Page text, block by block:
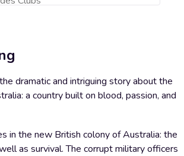
Warenkorb hinzufügen
dramatic and intriguing story about the
a country built on blood, passion, and
in the new British colony of Australia: the
as survival. The corrupt military officers